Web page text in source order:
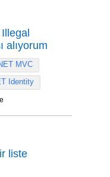
alıyorum
MVC
Identity
liste